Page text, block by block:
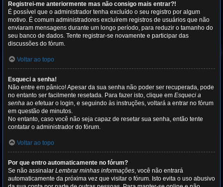
Registrei-me anteriormente mas não consigo mais entrar?!
É possível que o administrador tenha excluído o seu registro por algum
motivo. É comum administradores excluírem registros de usuários que não
enviaram mensagens durante um longo período, para reduzir o tamanho do
seu banco de dados. Tente registrar-se novamente e participar das
discussões do fórum.
Voltar ao topo
Esqueci a senha!
Não entre em pânico! Apesar da sua senha não poder ser recuperada, pode
no entanto ser facilmente resetada. Para fazer isto, clique em Esqueci a
senha ao efetuar o login, e seguindo às instruções, voltará a entrar no fórum
em questão de minutos.
No entanto, caso você não seja capaz de resetar sua senha, então tente
contatar o administrador do fórum.
Voltar ao topo
Por que entro automaticamente no fórum?
Se não assinalar Lembrar minhas informações, você não entrará
automaticamente da próxima vez que visitar o fórum. Isto evita o uso abusivo